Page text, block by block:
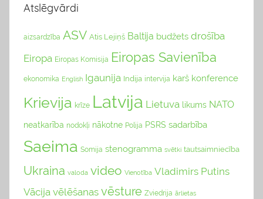
Atslēgvārdi
aizsardzība ASV Atis Lejiņš Baltija budžets drošība
Eiropa Eiropas Komisija Eiropas Savienība
ekonomika English Igaunija Indija intervija karš konference
Krievija krīze Latvija Lietuva likums NATO
neatkarība nodokļi nākotne Polija PSRS sadarbība
Saeima Somija stenogramma svētki tautsaimniecība
Ukraina valoda video Vienotība Vladimirs Putins
Vācija vēlēšanas vēsture Zviedrija ārlietas